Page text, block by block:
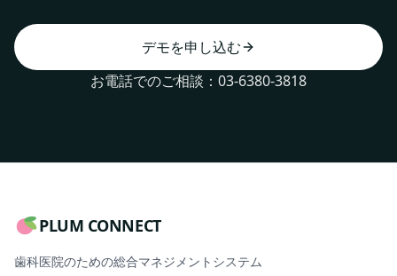
デモを申し込む
お電話でのご相談：03-6380-3818
PLUM CONNECT
歯科医院のための総合マネジメントシステム